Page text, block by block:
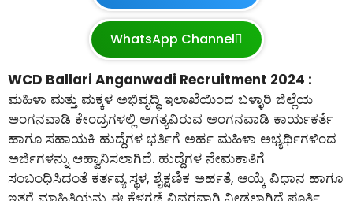
WhatsApp Channel
WCD Ballari Anganwadi Recruitment 2024 :
ಮಹಿಳಾ ಮತ್ತು ಮಕ್ಕಳ ಅಭಿವೃದ್ಧಿ ಇಲಾಖೆಯಿಂದ ಬಳ್ಳಾರಿ ಜಿಲ್ಲೆಯ
ಅಂಗನವಾಡಿ ಕೇಂದ್ರಗಳಲ್ಲಿ ಅಗತ್ಯವಿರುವ ಅಂಗನವಾಡಿ ಕಾರ್ಯಕರ್ತೆ
ಹಾಗೂ ಸಹಾಯಕಿ ಹುದ್ದೆಗಳ ಭರ್ತಿಗೆ ಅರ್ಹ ಮಹಿಳಾ ಅಭ್ಯರ್ಥಿಗಳಿಂದ
ಅರ್ಜಿಗಳನ್ನು ಆಹ್ವಾನಿಸಲಾಗಿದೆ. ಹುದ್ದೆಗಳ ನೇಮಕಾತಿಗೆ
ಸಂಬಂಧಿಸಿದಂತೆ ಕರ್ತವ್ಯ ಸ್ಥಳ, ಶೈಕ್ಷಣಿಕ ಅರ್ಹತೆ, ಆಯ್ಕೆ ವಿಧಾನ ಹಾಗೂ